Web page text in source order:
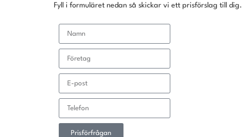
Fyll i formuläret nedan så skickar vi ett prisförslag till dig.
Prisförfrågan